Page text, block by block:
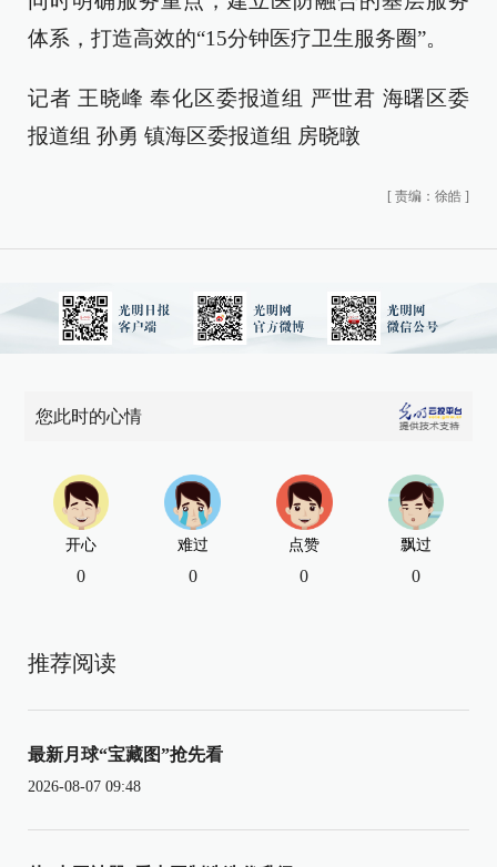
体系，打造高效的“15分钟医疗卫生服务圈”。
记者 王晓峰 奉化区委报道组 严世君 海曙区委
报道组 孙勇 镇海区委报道组 房晓暾
[ 责编：徐皓 ]
您此时的心情
开心
0
难过
0
点赞
0
飘过
0
推荐阅读
最新月球“宝藏图”抢先看
2026-08-07 09:48